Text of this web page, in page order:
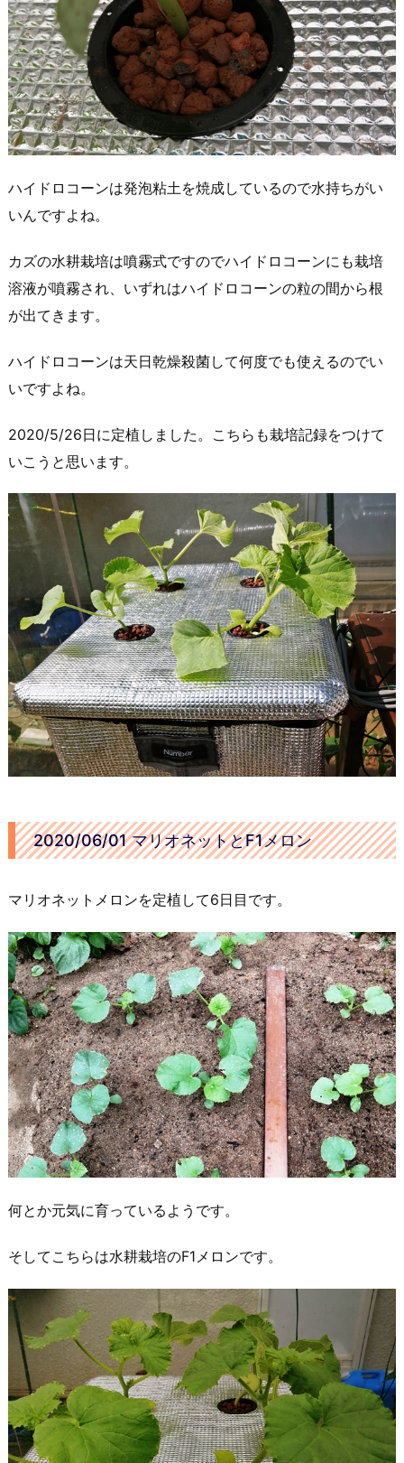
ハイドロコーンは発泡粘土を焼成しているので水持ちがい
いんですよね。
カズの水耕栽培は噴霧式ですのでハイドロコーンにも栽培
溶液が噴霧され、いずれはハイドロコーンの粒の間から根
が出てきます。
ハイドロコーンは天日乾燥殺菌して何度でも使えるのでい
いですよね。
2020/5/26日に定植しました。こちらも栽培記録をつけて
いこうと思います。
2020/06/01 マリオネットとF1メロン
マリオネットメロンを定植して6日目です。
何とか元気に育っているようです。
そしてこちらは水耕栽培のF1メロンです。